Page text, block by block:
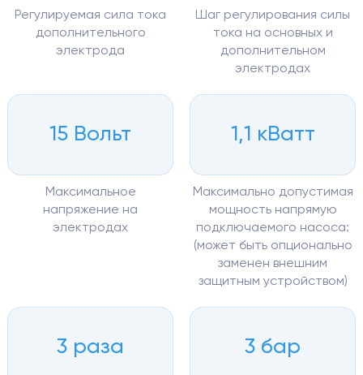
Регулируемая сила тока
дополнительного
электрода
Шаг регулирования силы
тока на основных и
дополнительном
электродах
15 Вольт
Максимальное
напряжение на
электродах
1,1 кВатт
Максимально допустимая
мощность напрямую
подключаемого насоса:
(может быть опционально
заменен внешним
защитным устройством)
3 раза 3 бар